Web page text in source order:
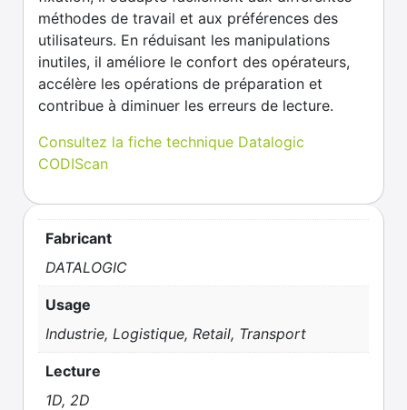
méthodes de travail et aux préférences des
utilisateurs. En réduisant les manipulations
inutiles, il améliore le confort des opérateurs,
accélère les opérations de préparation et
contribue à diminuer les erreurs de lecture.
Consultez la fiche technique Datalogic
CODIScan
Fabricant
DATALOGIC
Usage
Industrie, Logistique, Retail, Transport
Lecture
1D, 2D